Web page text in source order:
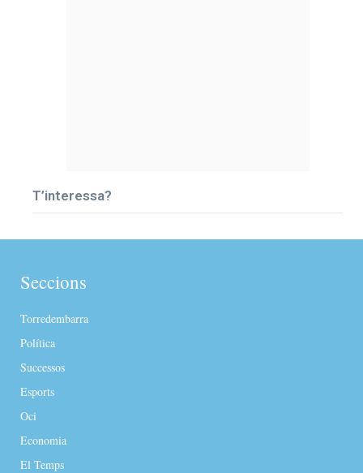
T’interessa?
Seccions
Torredembarra
Política
Successos
Esports
Oci
Economia
El Temps